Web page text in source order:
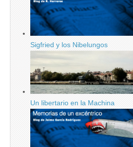
Sigfried y los Nibelungos
Un libertario en la Machina